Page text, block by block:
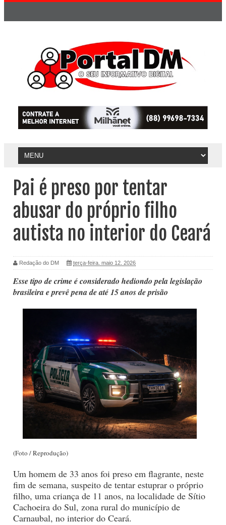
Pai é preso por tentar
abusar do próprio filho
autista no interior do Ceará
Redação do DM terça-feira, maio 12, 2026
Esse tipo de crime é considerado hediondo pela legislação
brasileira e prevê pena de até 15 anos de prisão
(Foto / Reprodução)
Um homem de 33 anos foi preso em flagrante, neste
fim de semana, suspeito de tentar estuprar o próprio
filho, uma criança de 11 anos, na localidade de Sítio
Cachoeira do Sul, zona rural do município de
Carnaubal, no interior do Ceará.